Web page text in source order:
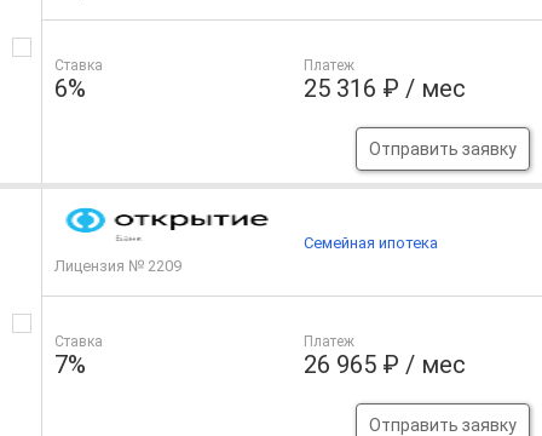
Ставка
6%
Платеж
25 316 ₽ / мес
Отправить заявку
Лицензия № 2209
Ставка
7%
Платеж
26 965 ₽ / мес
Отправить заявку
Семейная ипотека